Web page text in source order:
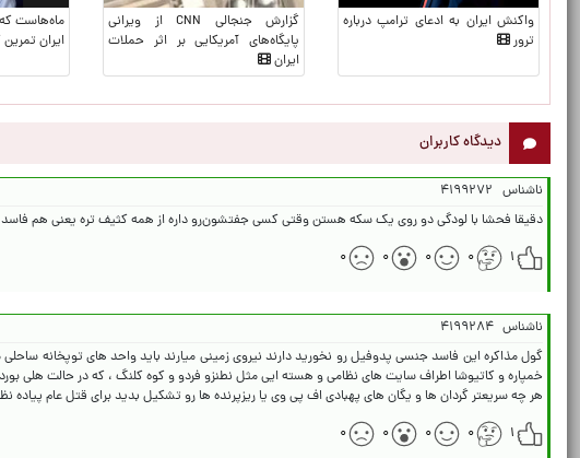
واکنش ایران به ادعای ترامپ درباره
ترور
گزارش جنجالی CNN از ویرانی
پایگاه‌های آمریکایی بر اثر حملات
ایران
ماه‌هاست که
ایران تمرین
دیدگاه کاربران
ناشناس ۴۱۹۹۲۷۲
دقیقا فحشا با لودگی دو روی یک سکه هستن وقتی کسی جفتشون‌رو داره از همه کثیف تره یعنی هم فاسد
۱
۰ ۰ ۰ ۰
ناشناس ۴۱۹۹۲۸۴
گول مذاکره این فاسد جنسی پدوفیل رو نخورید دارند نیروی زمینی میارند باید واحد های توپخانه
هر چه سریعتر گردان ها و یگان های پهبادی اف پی وی یا ریزپرنده ها رو تشکیل بدید برای قتل عام پیاده
۱
۰ ۰ ۰ ۰